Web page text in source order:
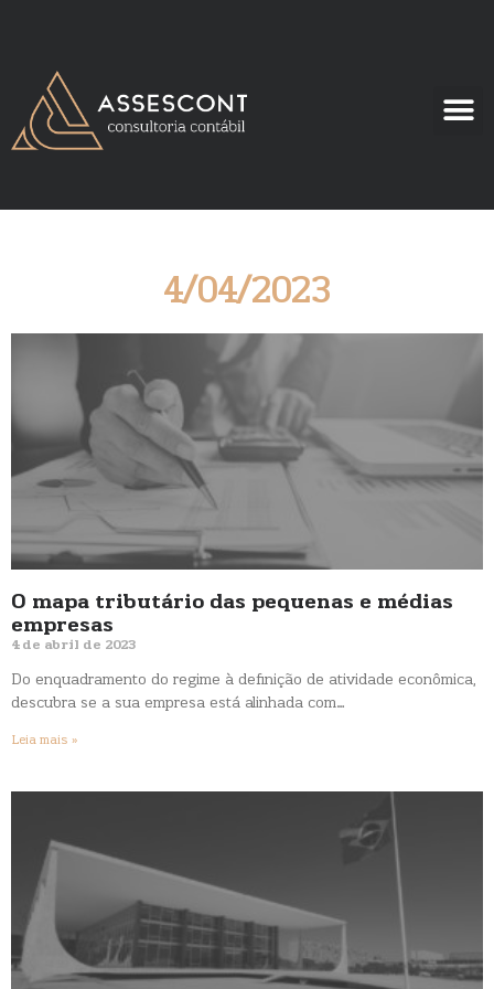
4/04/2023
O mapa tributário das pequenas e médias
empresas
4 de abril de 2023
Do enquadramento do regime à definição de atividade econômica,
descubra se a sua empresa está alinhada com…
Leia mais »